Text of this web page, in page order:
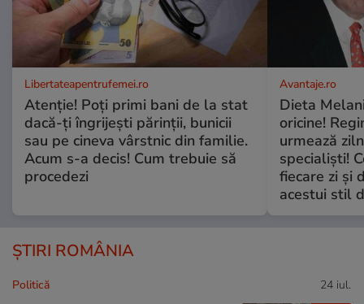
Libertateapentrufemei.ro
Atenție! Poți primi bani de la stat
dacă-ți îngrijești părinții, bunicii
sau pe cineva vârstnic din familie.
Acum s-a decis! Cum trebuie să
procedezi
Avantaje.ro
Dieta
oricine!
urmează
specialiști!
fiecare zi și
acestui stil
ȘTIRI ROMÂNIA
Politică 24 iul.